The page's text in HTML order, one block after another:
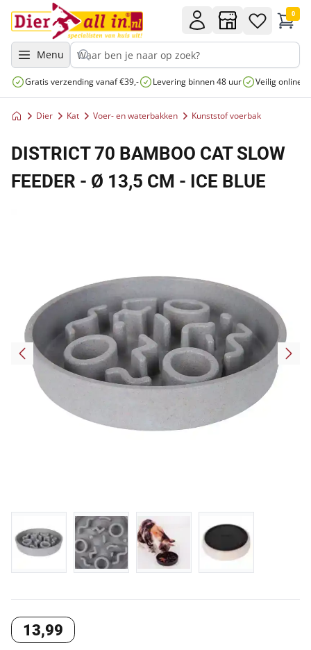
Menu
0
Gratis verzending vanaf €39,- Levering binnen 48 uur Veilig online
Dier Kat Voer- en waterbakken Kunststof voerbak
DISTRICT 70 BAMBOO CAT SLOW
FEEDER - Ø 13,5 CM - ICE BLUE
13,99